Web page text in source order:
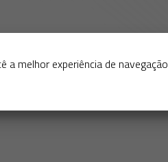
a melhor experiência de